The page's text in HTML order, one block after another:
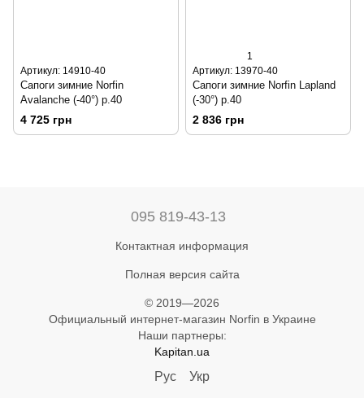
Артикул: 14910-40
Сапоги зимние Norfin
Avalanche (-40°) р.40
4 725 грн
1
Артикул: 13970-40
Сапоги зимние Norfin Lapland
(-30°) р.40
2 836 грн
095 819-43-13
Контактная информация
Полная версия сайта
© 2019—2026
Официальный интернет-магазин Norfin в Украине
Наши партнеры:
Kapitan.ua
Рус Укр